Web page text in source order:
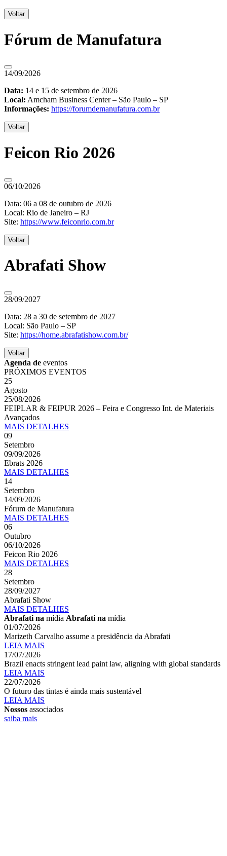
Voltar
Fórum de Manufatura
14/09/2026
Data: 14 e 15 de setembro de 2026
Local: Amcham Business Center – São Paulo – SP
Informações: https://forumdemanufatura.com.br
Voltar
Feicon Rio 2026
06/10/2026
Data: 06 a 08 de outubro de 2026
Local: Rio de Janeiro – RJ
Site: https://www.feiconrio.com.br
Voltar
Abrafati Show
28/09/2027
Data: 28 a 30 de setembro de 2027
Local: São Paulo – SP
Site: https://home.abrafatishow.com.br/
Voltar
Agenda de eventos
PRÓXIMOS EVENTOS
25
Agosto
25/08/2026
FEIPLAR & FEIPUR 2026 – Feira e Congresso Int. de Materiais
Avançados
MAIS DETALHES
09
Setembro
09/09/2026
Ebrats 2026
MAIS DETALHES
14
Setembro
14/09/2026
Fórum de Manufatura
MAIS DETALHES
06
Outubro
06/10/2026
Feicon Rio 2026
MAIS DETALHES
28
Setembro
28/09/2027
Abrafati Show
MAIS DETALHES
Abrafati na mídia Abrafati na mídia
01/07/2026
Marizeth Carvalho assume a presidência da Abrafati
LEIA MAIS
17/07/2026
Brazil enacts stringent lead paint law, aligning with global standards
LEIA MAIS
22/07/2026
O futuro das tintas é ainda mais sustentável
LEIA MAIS
Nossos associados
saiba mais